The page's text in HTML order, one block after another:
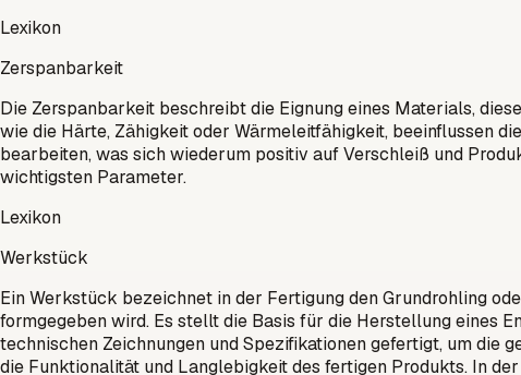
Lexikon
Zerspanbarkeit
Die Zerspanbarkeit beschreibt die Eignung eines Materials,
wie die Härte, Zähigkeit oder Wärmeleitfähigkeit, beeinflussen
bearbeiten, was sich wiederum positiv auf Verschleiß und
wichtigsten Parameter.
Lexikon
Werkstück
Ein Werkstück bezeichnet in der Fertigung den Grundrohling
formgegeben wird. Es stellt die Basis für die Herstellung eines
technischen Zeichnungen und Spezifikationen gefertigt, um die
die Funktionalität und Langlebigkeit des fertigen Produkts. In